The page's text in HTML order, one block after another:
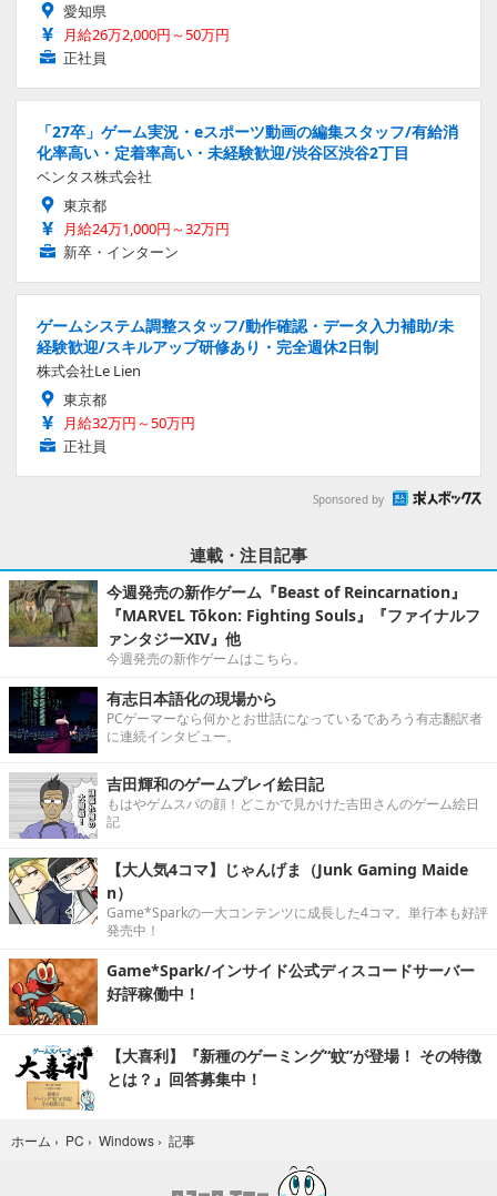
愛知県
月給26万2,000円～50万円
正社員
「27卒」ゲーム実況・eスポーツ動画の編集スタッフ/有給消
化率高い・定着率高い・未経験歓迎/渋谷区渋谷2丁目
ベンタス株式会社
東京都
月給24万1,000円～32万円
新卒・インターン
ゲームシステム調整スタッフ/動作確認・データ入力補助/未
経験歓迎/スキルアップ研修あり・完全週休2日制
株式会社Le Lien
東京都
月給32万円～50万円
正社員
Sponsored by
連載・注目記事
今週発売の新作ゲーム『Beast of Reincarnation』
『MARVEL Tōkon: Fighting Souls』『ファイナルフ
ァンタジーXIV』他
今週発売の新作ゲームはこちら。
有志日本語化の現場から
PCゲーマーなら何かとお世話になっているであろう有志翻訳者
に連続インタビュー。
吉田輝和のゲームプレイ絵日記
もはやゲムスパの顔！どこかで見かけた吉田さんのゲーム絵日
記
【大人気4コマ】じゃんげま（Junk Gaming Maide
n）
Game*Sparkの一大コンテンツに成長した4コマ。単行本も好評
発売中！
Game*Spark/インサイド公式ディスコードサーバー
好評稼働中！
【大喜利】『新種のゲーミング“蚊”が登場！ その特徴
とは？』回答募集中！
ホーム › PC › Windows › 記事